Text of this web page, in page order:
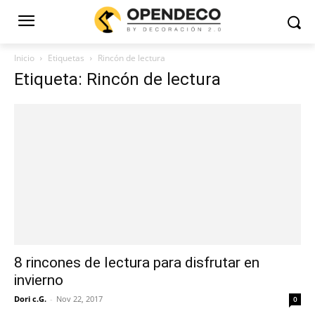
Inicio Etiquetas Rincón de lectura
Etiqueta: Rincón de lectura
8 rincones de lectura para disfrutar en
invierno
Dori c.G. - Nov 22, 2017 0